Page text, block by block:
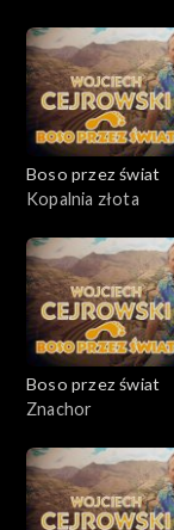
Boso przez świat
Kopalnia złota
Boso przez świat
Znachor